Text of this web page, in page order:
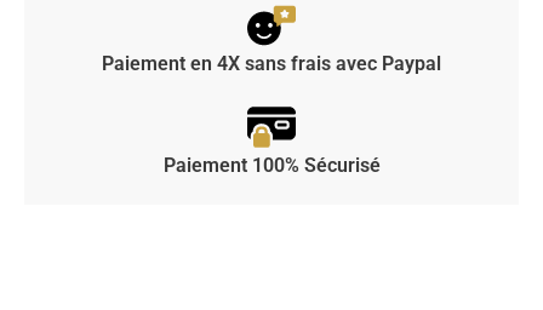
Paiement en 4X sans frais avec Paypal
Paiement 100% Sécurisé